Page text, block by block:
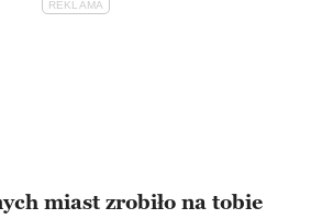
miast zrobiło na tobie